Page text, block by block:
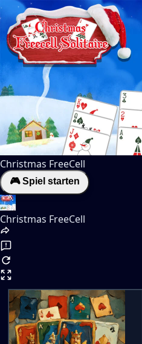
Christmas FreeCell
🎮 Spiel starten
Christmas FreeCell